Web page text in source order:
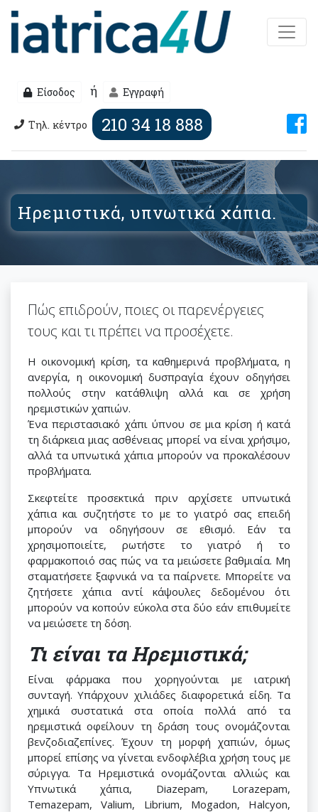
Είσοδος ή Εγγραφή
Τηλ. κέντρο 210 34 18 888
Ηρεμιστικά, υπνωτικά χάπια.
Πώς επιδρούν, ποιες οι παρενέργειες
τους και τι πρέπει να προσέχετε.
Η οικονομική κρίση, τα καθημερινά προβλήματα, η
ανεργία, η οικονομική δυσπραγία έχουν οδηγήσει
πολλούς στην κατάθλιψη αλλά και σε χρήση
ηρεμιστικών χαπιών.
Ένα περιστασιακό χάπι ύπνου σε μια κρίση ή κατά
τη διάρκεια μιας ασθένειας μπορεί να είναι χρήσιμο,
αλλά τα υπνωτικά χάπια μπορούν να προκαλέσουν
προβλήματα.
Σκεφτείτε προσεκτικά πριν αρχίσετε υπνωτικά
χάπια και συζητήστε το με το γιατρό σας επειδή
μπορούν να οδηγήσουν σε εθισμό. Εάν τα
χρησιμοποιείτε, ρωτήστε το γιατρό ή το
φαρμακοποιό σας πώς να τα μειώσετε βαθμιαία. Μη
σταματήσετε ξαφνικά να τα παίρνετε. Μπορείτε να
ζητήσετε χάπια αντί κάψουλες δεδομένου ότι
μπορούν να κοπούν εύκολα στα δύο εάν επιθυμείτε
να μειώσετε τη δόση.
Τι είναι τα Ηρεμιστικά;
Είναι φάρμακα που χορηγούνται με ιατρική
συνταγή. Υπάρχουν χιλιάδες διαφορετικά είδη. Τα
χημικά συστατικά στα οποία πολλά από τα
ηρεμιστικά οφείλουν τη δράση τους ονομάζονται
βενζοδιαζεπίνες. Έχουν τη μορφή χαπιών, όμως
μπορεί επίσης να γίνεται ενδοφλέβια χρήση τους με
σύριγγα. Τα Ηρεμιστικά ονομάζονται αλλιώς και
Υπνωτικά χάπια, Diazepam, Lorazepam,
Temazepam, Valium, Librium, Mogadon, Halcyon,